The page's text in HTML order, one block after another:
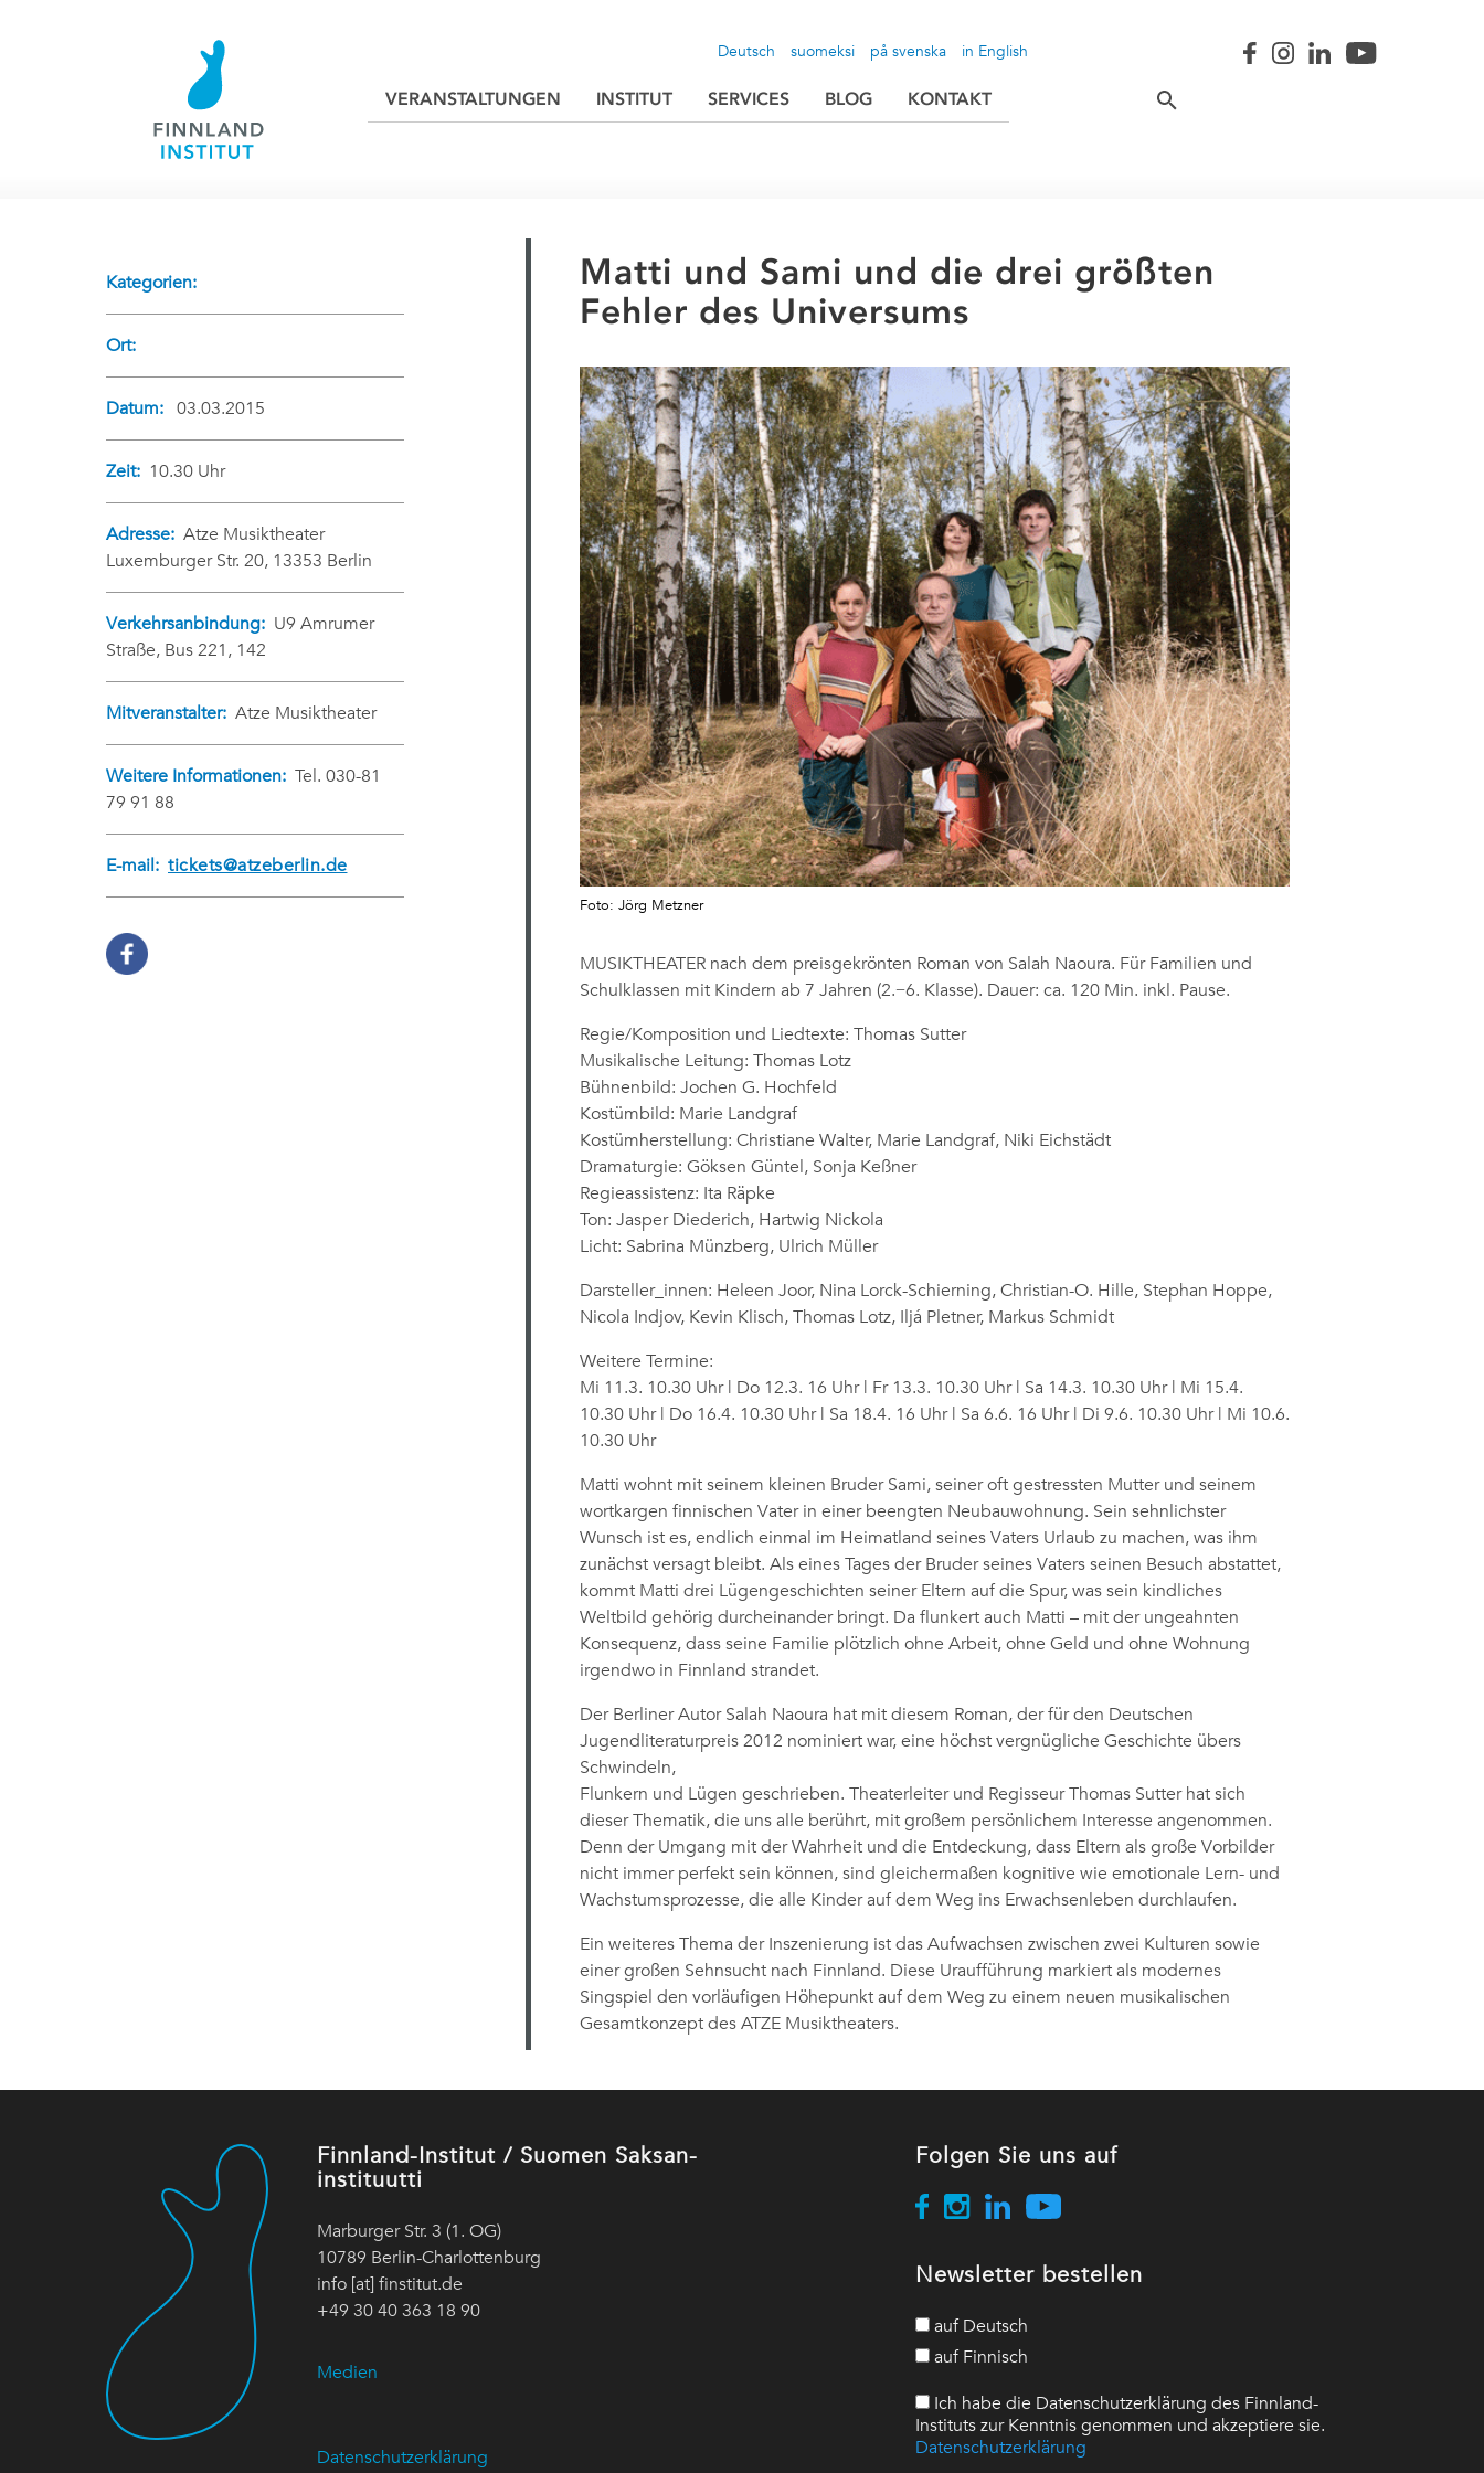
suomeksi
Deutsch på svenska in English
VERANSTALTUNGEN INSTITUT SERVICES BLOG KONTAKT
Kategorien:
Ort:
Datum: 03.03.2015
Zeit: 10.30 Uhr
Adresse: Atze Musiktheater
Luxemburger Str. 20, 13353 Berlin
Verkehrsanbindung: U9 Amrumer
Straße, Bus 221, 142
Mitveranstalter: Atze Musiktheater
Weitere Informationen: Tel. 030-81
79 91 88
E-mail: tickets@atzeberlin.de
Matti und Sami und die drei größten
Fehler des Universums
Foto: Jörg Metzner
MUSIKTHEATER nach dem preisgekrönten Roman von Salah Naoura. Für Familien und
Schulklassen mit Kindern ab 7 Jahren (2.−6. Klasse). Dauer: ca. 120 Min. inkl. Pause.
Regie/Komposition und Liedtexte: Thomas Sutter
Musikalische Leitung: Thomas Lotz
Bühnenbild: Jochen G. Hochfeld
Kostümbild: Marie Landgraf
Kostümherstellung: Christiane Walter, Marie Landgraf, Niki Eichstädt
Dramaturgie: Göksen Güntel, Sonja Keßner
Regieassistenz: Ita Räpke
Ton: Jasper Diederich, Hartwig Nickola
Licht: Sabrina Münzberg, Ulrich Müller
Darsteller_innen: Heleen Joor, Nina Lorck-Schierning, Christian-O. Hille, Stephan Hoppe,
Nicola Indjov, Kevin Klisch, Thomas Lotz, Iljá Pletner, Markus Schmidt
Weitere Termine:
Mi 11.3. 10.30 Uhr | Do 12.3. 16 Uhr | Fr 13.3. 10.30 Uhr | Sa 14.3. 10.30 Uhr | Mi 15.4.
10.30 Uhr | Do 16.4. 10.30 Uhr | Sa 18.4. 16 Uhr | Sa 6.6. 16 Uhr | Di 9.6. 10.30 Uhr | Mi 10.6.
10.30 Uhr
Matti wohnt mit seinem kleinen Bruder Sami, seiner oft gestressten Mutter und seinem
wortkargen finnischen Vater in einer beengten Neubauwohnung. Sein sehnlichster
Wunsch ist es, endlich einmal im Heimatland seines Vaters Urlaub zu machen, was ihm
zunächst versagt bleibt. Als eines Tages der Bruder seines Vaters seinen Besuch abstattet,
kommt Matti drei Lügengeschichten seiner Eltern auf die Spur, was sein kindliches
Weltbild gehörig durcheinander bringt. Da flunkert auch Matti – mit der ungeahnten
Konsequenz, dass seine Familie plötzlich ohne Arbeit, ohne Geld und ohne Wohnung
irgendwo in Finnland strandet.
Der Berliner Autor Salah Naoura hat mit diesem Roman, der für den Deutschen
Jugendliteraturpreis 2012 nominiert war, eine höchst vergnügliche Geschichte übers
Schwindeln,
Flunkern und Lügen geschrieben. Theaterleiter und Regisseur Thomas Sutter hat sich
dieser Thematik, die uns alle berührt, mit großem persönlichem Interesse angenommen.
Denn der Umgang mit der Wahrheit und die Entdeckung, dass Eltern als große Vorbilder
nicht immer perfekt sein können, sind gleichermaßen kognitive wie emotionale Lern- und
Wachstumsprozesse, die alle Kinder auf dem Weg ins Erwachsenleben durchlaufen.
Ein weiteres Thema der Inszenierung ist das Aufwachsen zwischen zwei Kulturen sowie
einer großen Sehnsucht nach Finnland. Diese Uraufführung markiert als modernes
Singspiel den vorläufigen Höhepunkt auf dem Weg zu einem neuen musikalischen
Gesamtkonzept des ATZE Musiktheaters.
Finnland-Institut / Suomen Saksan-
instituutti
Marburger Str. 3 (1. OG)
10789 Berlin-Charlottenburg
info [at] finstitut.de
+49 30 40 363 18 90
Medien
Datenschutzerklärung
Folgen Sie uns auf
Newsletter bestellen
auf Deutsch
auf Finnisch
Ich habe die Datenschutzerklärung des Finnland-
Instituts zur Kenntnis genommen und akzeptiere sie.
Datenschutzerklärung